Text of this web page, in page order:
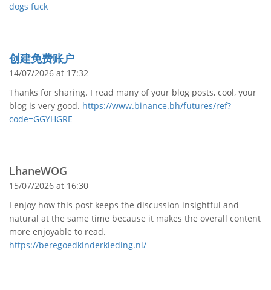
dogs fuck
创建免费账户
14/07/2026 at 17:32
Thanks for sharing. I read many of your blog posts, cool, your
blog is very good. https://www.binance.bh/futures/ref?
code=GGYHGRE
LhaneWOG
15/07/2026 at 16:30
I enjoy how this post keeps the discussion insightful and
natural at the same time because it makes the overall content
more enjoyable to read.
https://beregoedkinderkleding.nl/